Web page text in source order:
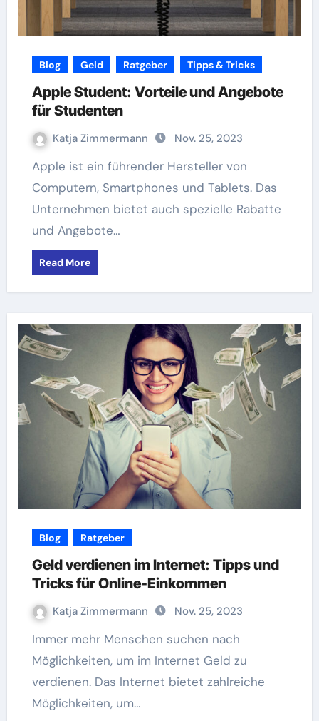
Blog Geld Ratgeber Tipps & Tricks
Apple Student: Vorteile und Angebote
für Studenten
Katja Zimmermann Nov. 25, 2023
Apple ist ein führender Hersteller von
Computern, Smartphones und Tablets. Das
Unternehmen bietet auch spezielle Rabatte
und Angebote…
Read More
Blog Ratgeber
Geld verdienen im Internet: Tipps und
Tricks für Online-Einkommen
Katja Zimmermann Nov. 25, 2023
Immer mehr Menschen suchen nach
Möglichkeiten, um im Internet Geld zu
verdienen. Das Internet bietet zahlreiche
Möglichkeiten, um…